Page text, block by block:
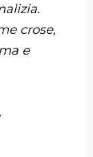
crose,
e